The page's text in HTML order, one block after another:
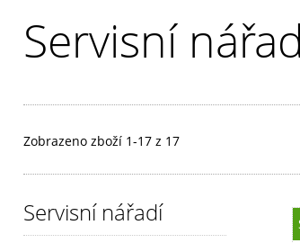
Servisní
Zobrazeno zboží 1-17 z 17
Servisní nářadí